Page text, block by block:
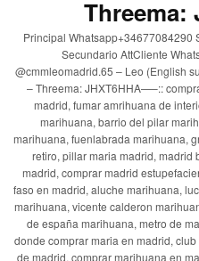
Threema:
Principal Whatsapp+34677084290
Secundario AttCliente
@cmmleomadrid.65 – Leo (English
– Threema: JHXT6HHA—–::
madrid, fumar amrihuana de
marihuana, barrio del pilar
marihuana, fuenlabrada marihuana,
retiro, pillar maria madrid, madrid
madrid, comprar madrid
faso en madrid, aluche marihuana,
marihuana, vicente calderon
de españa marihuana, metro de
donde comprar maria en madrid,
de madrid, comprar marihuana en